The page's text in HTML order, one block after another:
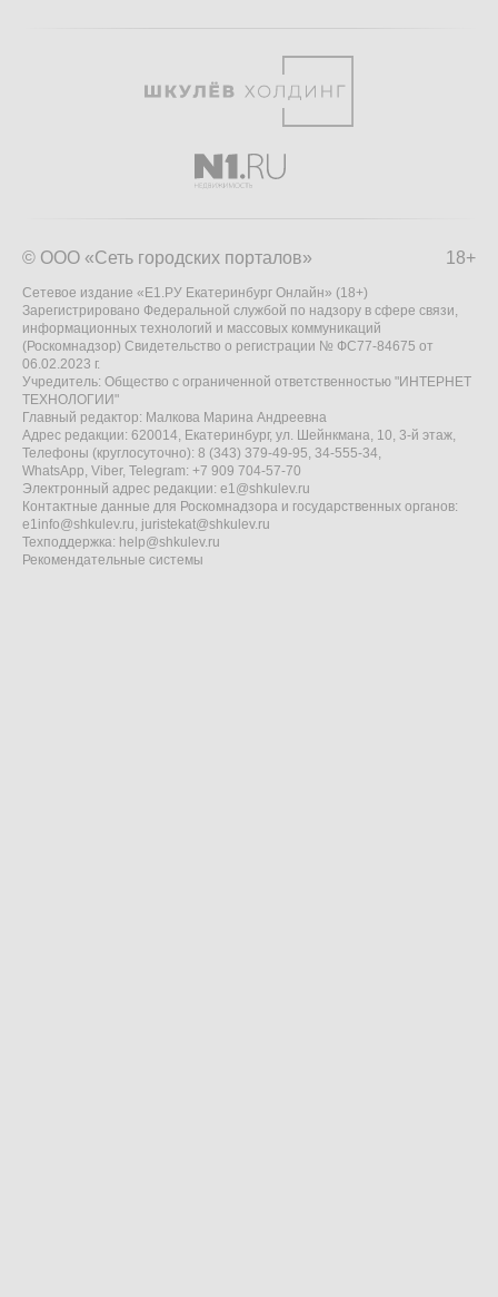
18+
© ООО «Сеть городских порталов»
Сетевое издание «Е1.РУ Екатеринбург Онлайн» (18+)
Зарегистрировано Федеральной службой по надзору в сфере связи,
информационных технологий и массовых коммуникаций
(Роскомнадзор) Свидетельство о регистрации № ФС77-84675 от
06.02.2023 г.
Учредитель: Общество с ограниченной ответственностью "ИНТЕРНЕТ
ТЕХНОЛОГИИ"
Главный редактор: Малкова Марина Андреевна
Адрес редакции: 620014, Екатеринбург, ул. Шейнкмана, 10, 3-й этаж,
Телефоны (круглосуточно): 8 (343) 379-49-95, 34-555-34,
WhatsApp, Viber, Telegram: +7 909 704-57-70
Электронный адрес редакции: e1@shkulev.ru
Контактные данные для Роскомнадзора и государственных органов:
e1info@shkulev.ru, juristekat@shkulev.ru
Техподдержка: help@shkulev.ru
Рекомендательные системы